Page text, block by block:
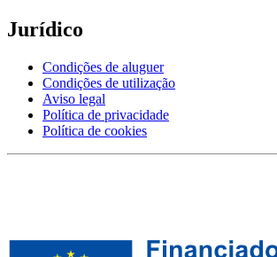
Jurídico
Condições de aluguer
Condições de utilização
Aviso legal
Política de privacidade
Política de cookies